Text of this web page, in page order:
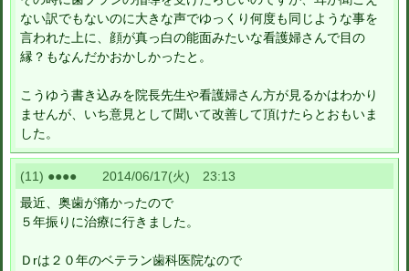
ない訳でもないのに大きな声でゆっくり何度も同じような事を
言われた上に、顔が真っ白の能面みたいな看護婦さんで目の
縁？もなんだかおかしかったと。
こうゆう書き込みを院長先生や看護婦さん方が見るかはわかり
ませんが、いち意見として聞いて改善して頂けたらとおもいま
した。
(11) ●●●● 2014/06/17(火) 23:13
最近、奥歯が痛かったので
５年振りに治療に行きました。
Ｄrは２０年のベテラン歯科医院なので